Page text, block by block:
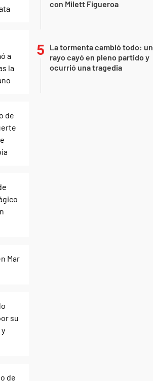
con Milett Figueroa
La tormenta cambió todo: un
rayo cayó en pleno partido y
ocurrió una tragedia